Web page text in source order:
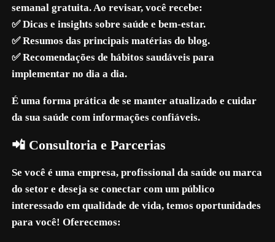
semanal gratuita. Ao revisar, você recebe:
✅ Dicas e insights sobre saúde e bem-estar.
✅ Resumos das principais matérias do blog.
✅ Recomendações de hábitos saudáveis ​​para
implementar no dia a dia.
É uma forma prática de se manter atualizado e cuidar
da sua saúde com informações confiáveis.
📲 Consultoria e Parcerias
Se você é uma empresa, profissional da saúde ou marca
do setor e deseja se conectar com um público
interessado em qualidade de vida, temos oportunidades
para você! Oferecemos: